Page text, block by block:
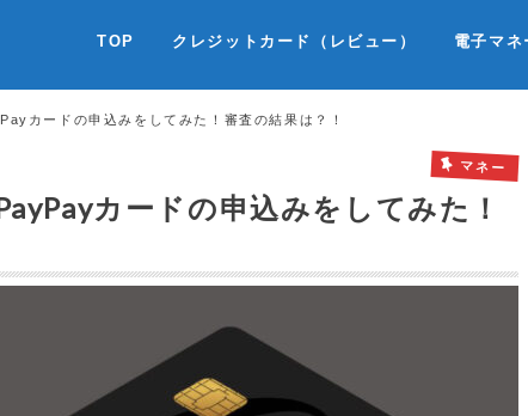
TOP クレジットカード（レビュー） 電子マネ
カードの申込みをしてみた！審査の結果は？！
マネー
カードの申込みをしてみた！